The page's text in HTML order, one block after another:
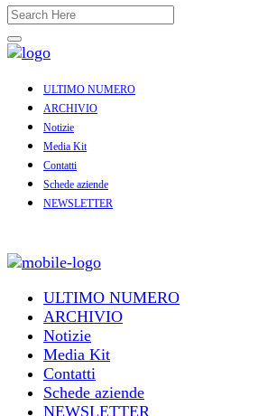
ULTIMO NUMERO
ARCHIVIO
Notizie
Media Kit
Contatti
Schede aziende
NEWSLETTER
ULTIMO NUMERO
ARCHIVIO
Notizie
Media Kit
Contatti
Schede aziende
NEWSLETTER